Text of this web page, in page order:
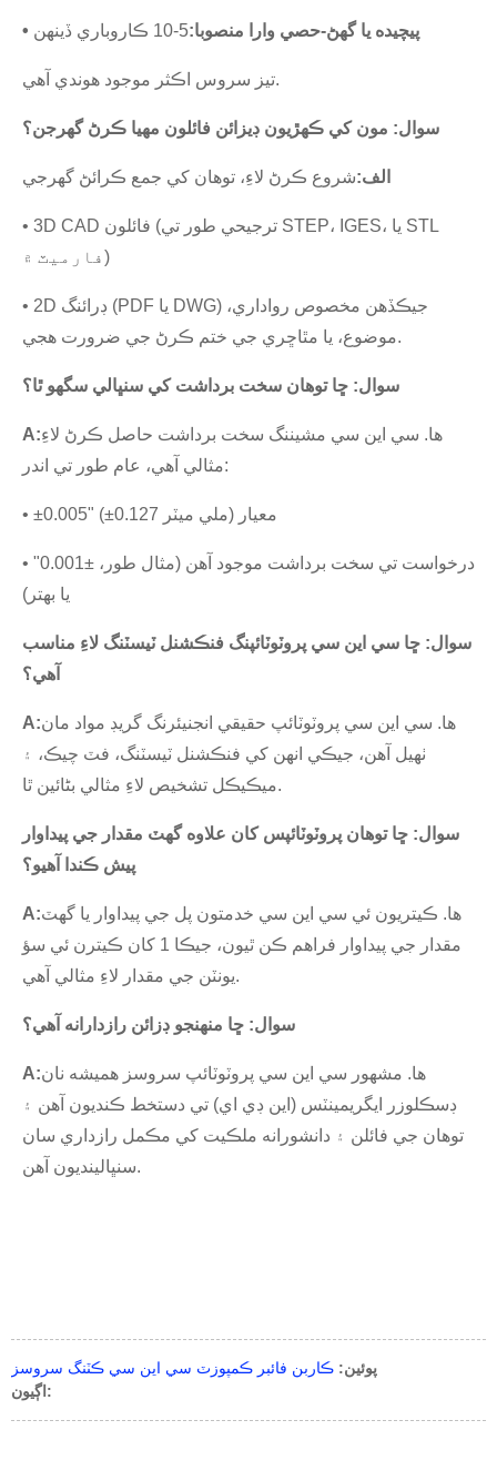
• پيچيده يا گھڻ-حصي وارا منصوبا:5-10 ڪاروباري ڏينهن
تيز سروس اڪثر موجود هوندي آهي.
سوال: مون کي ڪهڙيون ڊيزائن فائلون مهيا ڪرڻ گهرجن؟
الف:شروع ڪرڻ لاءِ، توهان کي جمع ڪرائڻ گهرجي
• 3D CAD فائلون (ترجيحي طور تي STEP، IGES، يا STL
فارميٽ ۾)
• 2D ڊرائنگ (PDF يا DWG) جيڪڏهن مخصوص رواداري،
موضوع، يا مٿاڇري جي ختم ڪرڻ جي ضرورت هجي.
سوال: ڇا توهان سخت برداشت کي سنڀالي سگهو ٿا؟
A:ها. سي اين سي مشيننگ سخت برداشت حاصل ڪرڻ لاءِ
مثالي آهي، عام طور تي اندر:
• ±0.005" (±0.127 ملي ميٽر) معيار
• درخواست تي سخت برداشت موجود آهن (مثال طور، ±0.001"
يا بهتر)
سوال: ڇا سي اين سي پروٽوٽائپنگ فنڪشنل ٽيسٽنگ لاءِ مناسب
آهي؟
A:ها. سي اين سي پروٽوٽائپ حقيقي انجنيئرنگ گريڊ مواد مان
ٺهيل آهن، جيڪي انهن کي فنڪشنل ٽيسٽنگ، فٽ چيڪ، ۽
ميڪيڪل تشخيص لاءِ مثالي بڻائين ٿا.
سوال: ڇا توهان پروٽوٽائپس کان علاوه گهٽ مقدار جي پيداوار
پيش ڪندا آهيو؟
A:ها. ڪيتريون ئي سي اين سي خدمتون پل جي پيداوار يا گهٽ
مقدار جي پيداوار فراهم ڪن ٿيون، جيڪا 1 کان ڪيترن ئي سؤ
يونٽن جي مقدار لاءِ مثالي آهي.
سوال: ڇا منهنجو ڊزائن رازدارانه آهي؟
A:ها. مشهور سي اين سي پروٽوٽائپ سروسز هميشه نان
ڊسڪلوزر ايگريمينٽس (اين ڊي اي) تي دستخط ڪنديون آهن ۽
توهان جي فائلن ۽ دانشورانه ملڪيت کي مڪمل رازداري سان
سنڀالينديون آهن.
پوئين: ڪاربن فائبر ڪمپوزٽ سي اين سي ڪٽنگ سروسز
اڳيون: